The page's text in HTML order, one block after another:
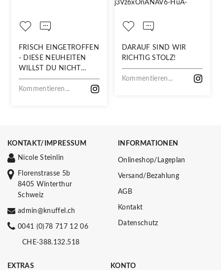
FRISCH EINGETROFFEN
- DIESE NEUHEITEN
WILLST DU NICHT
VERPASSEN!
Kommentieren...
DARAUF SIND WIR
RICHTIG STOLZ!
Kommentieren...
KONTAKT/IMPRESSUM
Nicole Steinlin
Florenstrasse 5b
8405 Winterthur
Schweiz
admin@knuffel.ch
0041 (0)78 717 12 06
CHE-388.132.518
INFORMATIONEN
Onlineshop/Lageplan
Versand/Bezahlung
AGB
Kontakt
Datenschutz
EXTRAS KONTO